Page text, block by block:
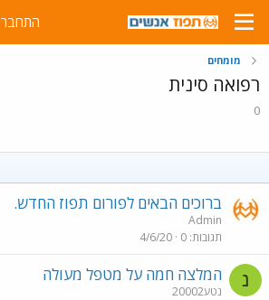
התחבר
מומחים
רפואה סינית
0
ברוכים הבאים לפורום תפוז החדש.
Admin
תגובות 0
4/6/20
נ המלצה חמה על מטפל מעולה
נטע20002